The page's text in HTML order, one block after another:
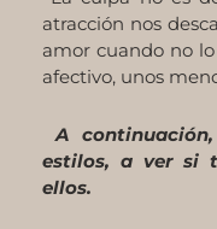
atracción nos
amor cuando no
afectivo, unos
A
estilos, a ver si
ellos.